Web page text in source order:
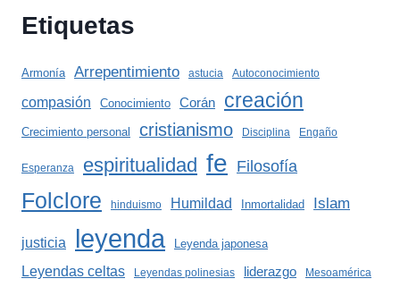
Etiquetas
Armonía Arrepentimiento astucia Autoconocimiento
compasión Conocimiento Corán creación
Crecimiento personal cristianismo Disciplina Engaño
Esperanza espiritualidad fe Filosofía
Folclore hinduismo Humildad Inmortalidad Islam
justicia leyenda Leyenda japonesa
Leyendas celtas Leyendas polinesias liderazgo Mesoamérica